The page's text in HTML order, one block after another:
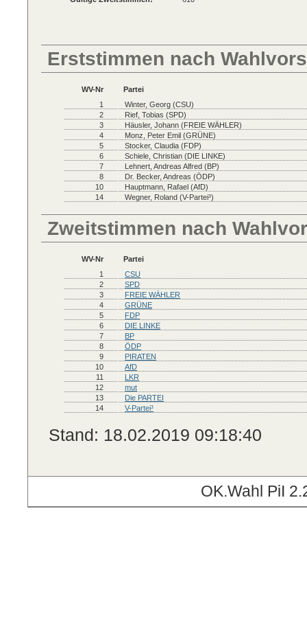
Erststimmen nach
WV-Nr
Partei
1
Winter, Georg (CSU)
2
Rief, Tobias (SPD)
3
Häusler, Johann (FREIE WÄHLER)
4
Monz, Peter Emil (GRÜNE)
5
Stocker, Claudia (FDP)
6
Schiele, Christian (DIE LINKE)
7
Lehnert, Andreas Alfred (BP)
8
Dr. Becker, Andreas (ÖDP)
10
Hauptmann, Rafael (AfD)
14
Wegner, Roland (V-Partei³)
Zweitstimmen nach
WV-Nr
Partei
1
CSU
2
SPD
3
FREIE WÄHLER
4
GRÜNE
5
FDP
6
DIE LINKE
7
BP
8
ÖDP
9
PIRATEN
10
AfD
11
LKR
12
mut
13
Die PARTEI
14
V-Partei³
Stand: 18.02.2019 09:18:40
OK.Wahl PiI